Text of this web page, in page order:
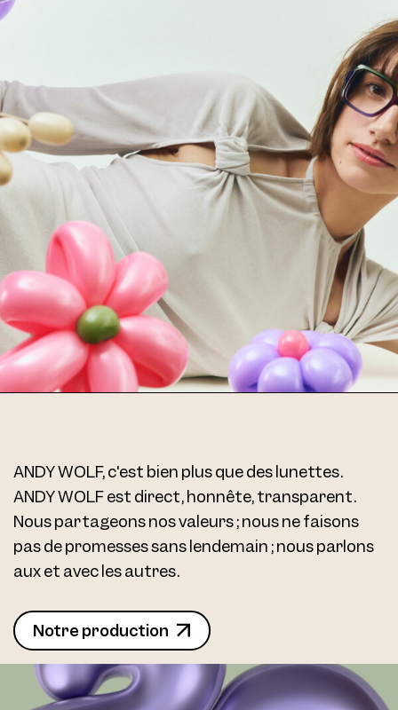
ANDY WOLF, c'est bien plus que des lunettes.
ANDY WOLF est direct, honnête, transparent.
Nous partageons nos valeurs ; nous ne faisons
pas de promesses sans lendemain ; nous parlons
aux et avec les autres.
Notre production